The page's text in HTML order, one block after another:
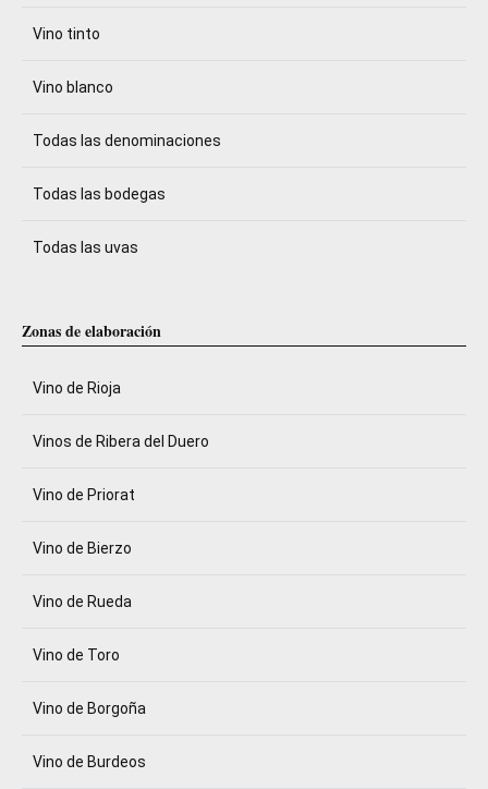
Vino tinto
Vino blanco
Todas las denominaciones
Todas las bodegas
Todas las uvas
Zonas de elaboración
Vino de Rioja
Vinos de Ribera del Duero
Vino de Priorat
Vino de Bierzo
Vino de Rueda
Vino de Toro
Vino de Borgoña
Vino de Burdeos